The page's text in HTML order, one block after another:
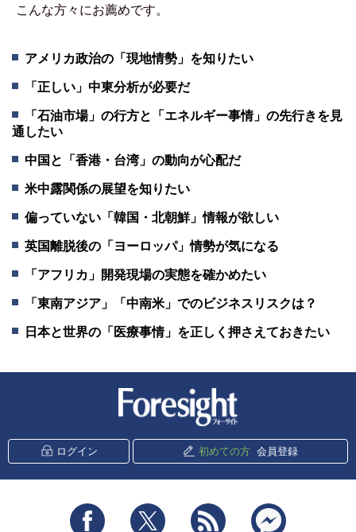
こんな方々にお薦めです。
アメリカ政治の「現地情勢」を知りたい
「正しい」中東分析が必要だ
「石油市場」の行方と「エネルギー事情」の先行きを見
通したい
中国と「香港・台湾」の動向が心配だ
米中露関係の展望を知りたい
偏っていない「韓国・北朝鮮」情報が欲しい
英国離脱後の「ヨーロッパ」情勢が気になる
「アフリカ」開発現場の実態を確かめたい
「東南アジア」「中南米」でのビジネスリスクは？
日本と世界の「医療事情」を正しく押さえておきたい
ログイン 初めての方 会員登録
Facebook Twitter RSS